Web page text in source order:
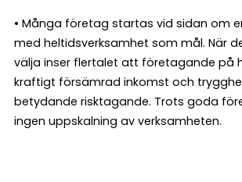
• Många företag startas vid sidan om
med heltidsverksamhet som mål. När
välja inser flertalet att företagande på
kraftigt försämrad inkomst och
betydande risktagande. Trots goda
ingen uppskalning av verksamheten.